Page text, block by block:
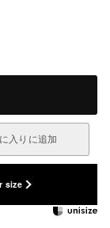
入りに追加
size